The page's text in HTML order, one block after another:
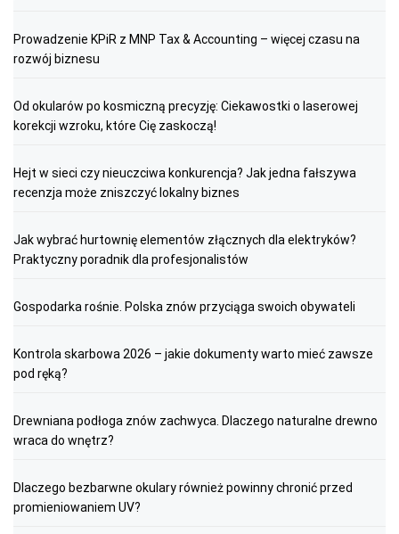
Prowadzenie KPiR z MNP Tax & Accounting – więcej czasu na
rozwój biznesu
Od okularów po kosmiczną precyzję: Ciekawostki o laserowej
korekcji wzroku, które Cię zaskoczą!
Hejt w sieci czy nieuczciwa konkurencja? Jak jedna fałszywa
recenzja może zniszczyć lokalny biznes
Jak wybrać hurtownię elementów złącznych dla elektryków?
Praktyczny poradnik dla profesjonalistów
Gospodarka rośnie. Polska znów przyciąga swoich obywateli
Kontrola skarbowa 2026 – jakie dokumenty warto mieć zawsze
pod ręką?
Drewniana podłoga znów zachwyca. Dlaczego naturalne drewno
wraca do wnętrz?
Dlaczego bezbarwne okulary również powinny chronić przed
promieniowaniem UV?